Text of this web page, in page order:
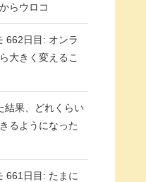
らウロコ
662日目: オンラ
大きく変えるこ
結果、どれくらい
るようになった
661日目: たまに